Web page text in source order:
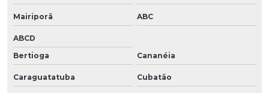
Mairiporã ABC
ABCD
Bertioga
Cananéia
Caraguatatuba Cubatão